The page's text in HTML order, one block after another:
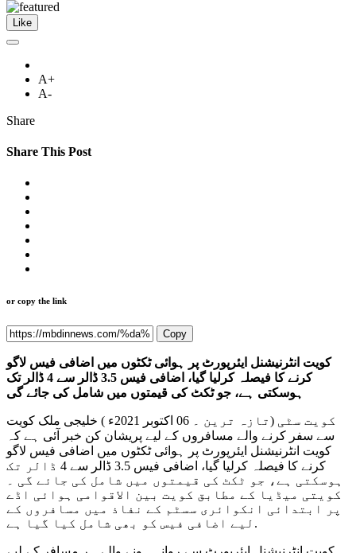
Like
A+
A-
Share
Share This Post
or copy the link
Copy
کویت انٹرنیشنل ایئرپورٹ پر ہوائی ٹکٹوں میں اضافی فیس لاگو
کرنے کا فیصلہ کرلیا گیا، اضافی فیس 3.5 ڈالر سے 4 ڈالر تک
ہوسکتی ہے، جو ٹکٹ کی قیمتوں میں شامل کی جائے گی
کویت سٹی (تازہ ترین ۔ 06 اکتوبر 2021ء ) خلیجی ملک کویت
سے سفر کرنے والے مسافروں کے لیے پریشان کن خبر آئی ہے کہ
کویت انٹرنیشنل ایئرپورٹ پر ہوائی ٹکٹوں میں اضافی فیس لاگو
کرنے کا فیصلہ کرلیا گیا، اضافی فیس 3.5 ڈالر سے 4 ڈالر تک
ہوسکتی ہے، جو ٹکٹ کی قیمتوں میں شامل کی جائے گی ۔
کویتی میڈیا کے مطابق کویت بین الاقوامی ہوائی اڈے
پر ابتدائی انکوائری سسٹم کے نفاذ میں مسافروں کے
لیے اضافی فیس کو بھی شامل کیا گیا ہے.